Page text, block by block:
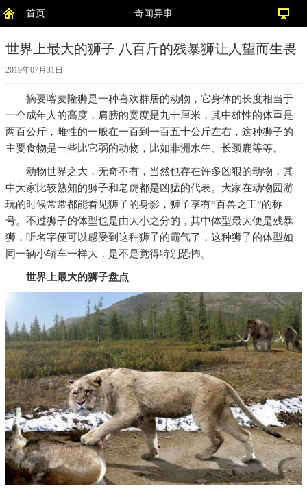
首页 奇闻异事
世界上最大的狮子 八百斤的残暴狮让人望而生畏
2019年07月31日
摘要喀麦隆狮是一种喜欢群居的动物，它身体的长度相当于
一个成年人的高度，肩膀的宽度是九十厘米，其中雄性的体重是
两百公斤，雌性的一般在一百到一百五十公斤左右，这种狮子的
主要食物是一些比它弱的动物，比如非洲水牛、长颈鹿等等。
动物世界之大，无奇不有，当然也存在许多凶狠的动物，其
中大家比较熟知的狮子和老虎都是凶猛的代表。大家在动物园游
玩的时候常常都能看见狮子的身影，狮子享有“百兽之王”的称
号。不过狮子的体型也是由大小之分的，其中体型最大便是残暴
狮，听名字便可以感受到这种狮子的霸气了，这种狮子的体型如
同一辆小轿车一样大，是不是觉得特别恐怖。
世界上最大的狮子盘点